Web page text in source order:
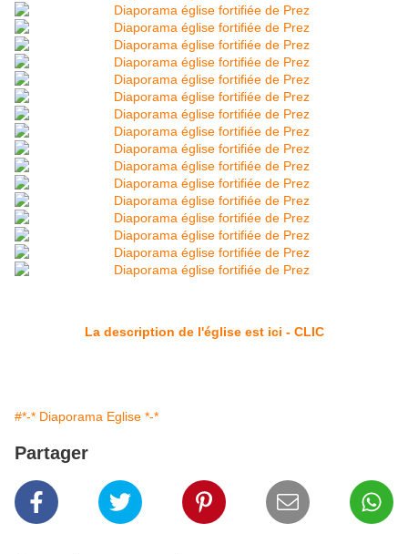
La description de l'église est ici - CLIC
#*-* Diaporama Eglise *-*
Partager